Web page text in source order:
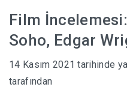
MIMARI
Film
Soho, Edgar
14 Kasım 2021 tarihinde
tarafından